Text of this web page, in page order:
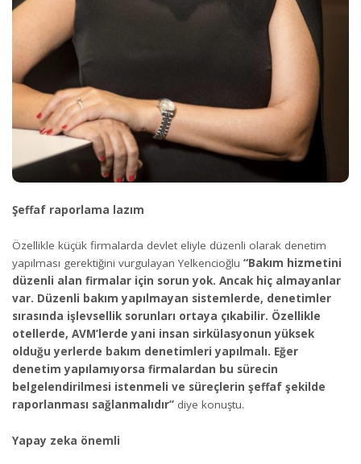
Şeffaf raporlama lazım
Özellikle küçük firmalarda devlet eliyle düzenli olarak denetim
yapılması gerektiğini vurgulayan Yelkencioğlu “Bakım hizmetini
düzenli alan firmalar için sorun yok. Ancak hiç almayanlar
var. Düzenli bakım yapılmayan sistemlerde, denetimler
sırasında işlevsellik sorunları ortaya çıkabilir. Özellikle
otellerde, AVM’lerde yani insan sirkülasyonun yüksek
olduğu yerlerde bakım denetimleri yapılmalı. Eğer
denetim yapılamıyorsa firmalardan bu sürecin
belgelendirilmesi istenmeli ve süreçlerin şeffaf şekilde
raporlanması sağlanmalıdır” diye konuştu.
Yapay zeka önemli